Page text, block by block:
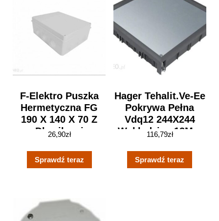
F-Elektro Puszka
Hermetyczna FG
190 X 140 X 70 Z
Dławikami
26,90zł
Sprawdź teraz
Hager Tehalit.Ve-Ee
Pokrywa Pełna
Vdq12 244X244
Wykładzina 12Mm
116,79zł
Sprawdź teraz